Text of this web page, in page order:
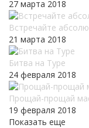
27 марта 2018
Встречайте
21 марта 2018
Битва на Туре
24 февраля 2018
Прощай-прощай
19 февраля 2018
Показать еще